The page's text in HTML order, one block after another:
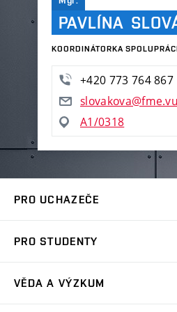
PAVLÍNA
KOORDINÁTORKA
+420 773 764 867
A1/0318
PRO UCHAZEČE
Ambasadoři studia
PRO STUDENTY
VĚDA A VÝZKUM